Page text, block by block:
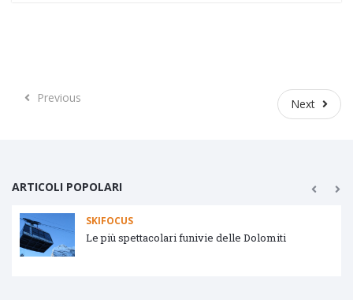
PreviousPrevious Next Next
ARTICOLI POPOLARI
SKIFOCUS
Tipologie impianti di risalita